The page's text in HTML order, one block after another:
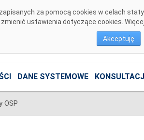
za pomocą cookies w celach
ustawienia dotyczące cookies.
Akceptuję
DANE SYSTEMOWE
OSP